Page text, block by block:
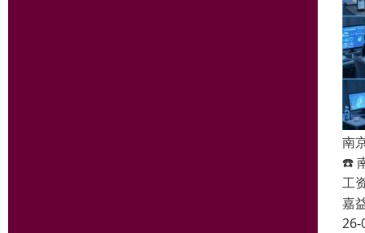
南
☎️
工
嘉
26-